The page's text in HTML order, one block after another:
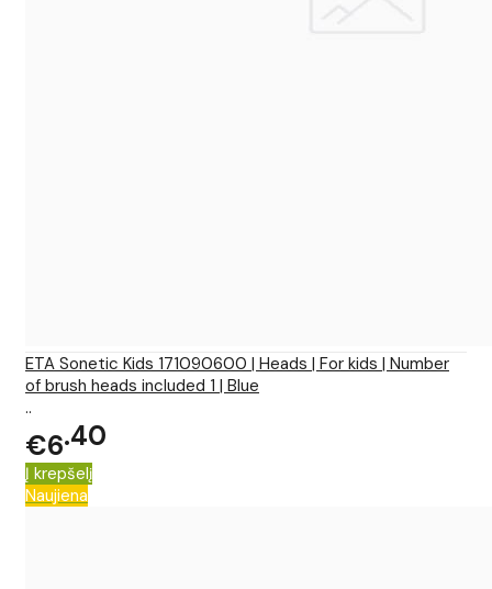
ETA Sonetic Kids 171090600 | Heads | For kids | Number
of brush heads included 1 | Blue
..
€6 40
Į krepšelį
Naujiena